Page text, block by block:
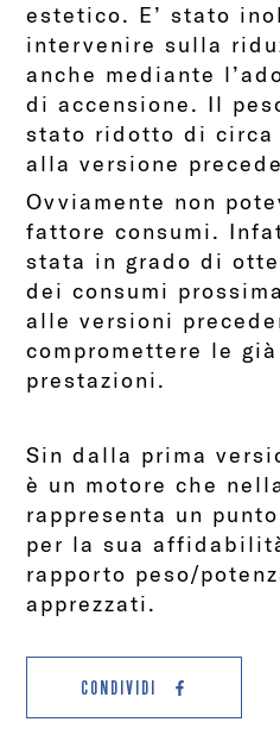
estetico. E’ stato
intervenire sulla
anche mediante
di accensione. Il
stato ridotto di circa
alla versione
Ovviamente non
fattore consumi.
stata in grado di
dei consumi
alle versioni
compromettere le
prestazioni.
Sin dalla prima
è un motore che
rappresenta un
per la sua
rapporto peso/
apprezzati.
CONDIVIDI